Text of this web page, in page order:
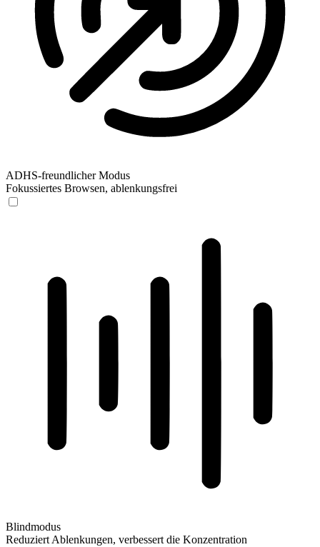
ADHS-freundlicher Modus
Fokussiertes Browsen, ablenkungsfrei
Blindmodus
Reduziert Ablenkungen, verbessert die Konzentration